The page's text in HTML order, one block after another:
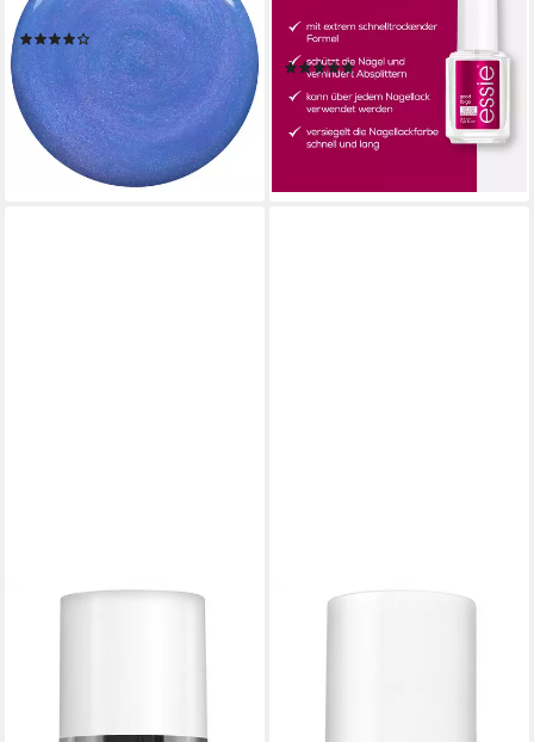
mit natürlichen Inhaltsstoffen
(5)
8,99 € UVP9,99 €
(665,93 €/ 1 l)
-10%
lieferbar - in 2-3 Werktagen bei dir
schnell trocknend
(23)
8,99 € UVP9,99 €
(665,93 €/ 1 l)
-10%